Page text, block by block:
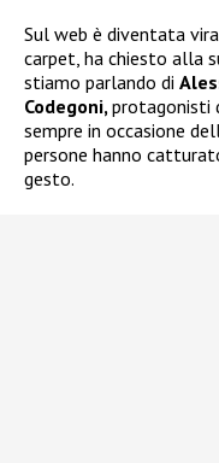
Sul web è diventata
carpet, ha chiesto alla
stiamo parlando di
Codegoni,protagonisti
sempre in occasione
persone hanno
gesto.